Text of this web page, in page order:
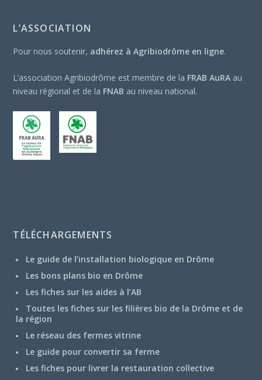
L’ASSOCIATION
Pour nous soutenir, adhérez à Agribiodrôme en ligne.
L’association Agribiodrôme est membre de la FRAB AuRA au
niveau régional et de la FNAB au niveau national.
TÉLÉCHARGEMENTS
Le guide de l’installation biologique en Drôme
Les bons plans bio en Drôme
Les fiches sur les aides à l’AB
Toutes les fiches sur les filières bio de la Drôme et de
la région
Le réseau des fermes vitrine
Le guide pour convertir sa ferme
Les fiches pour livrer la restauration collective